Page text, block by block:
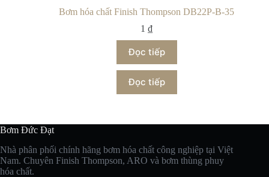
Bơm hóa chất Finish Thompson DB22P-B-35
1 ₫
Đọc tiếp
Đọc tiếp
Bơm Đức Đạt
Nhà phân phối chính hãng bơm hóa chất công nghiệp tại Việt
Nam. Chuyên Finish Thompson, ARO và bơm thùng phuy
hóa chất.